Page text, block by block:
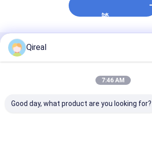
談
推薦されたプロダクト
Qireal
7:46 AM
Good day, what product are you looking for?